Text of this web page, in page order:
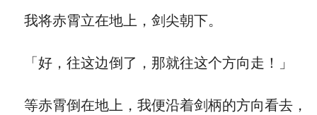
我将赤霄立在地上，剑尖朝下。
「好，往这边倒了，那就往这个方向走！」
等赤霄倒在地上，我便沿着剑柄的方向看去，